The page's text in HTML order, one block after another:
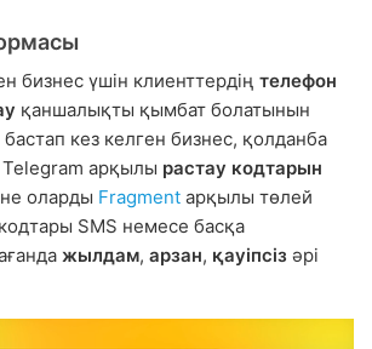
бизнес үшін клиенттердің телефон
қаншалықты қымбат болатынын
бастап кез келген бизнес, қолданба
арқылы растау кодтарын
оларды Fragment арқылы төлей
SMS немесе басқа
жылдам, арзан, қауіпсіз әрі